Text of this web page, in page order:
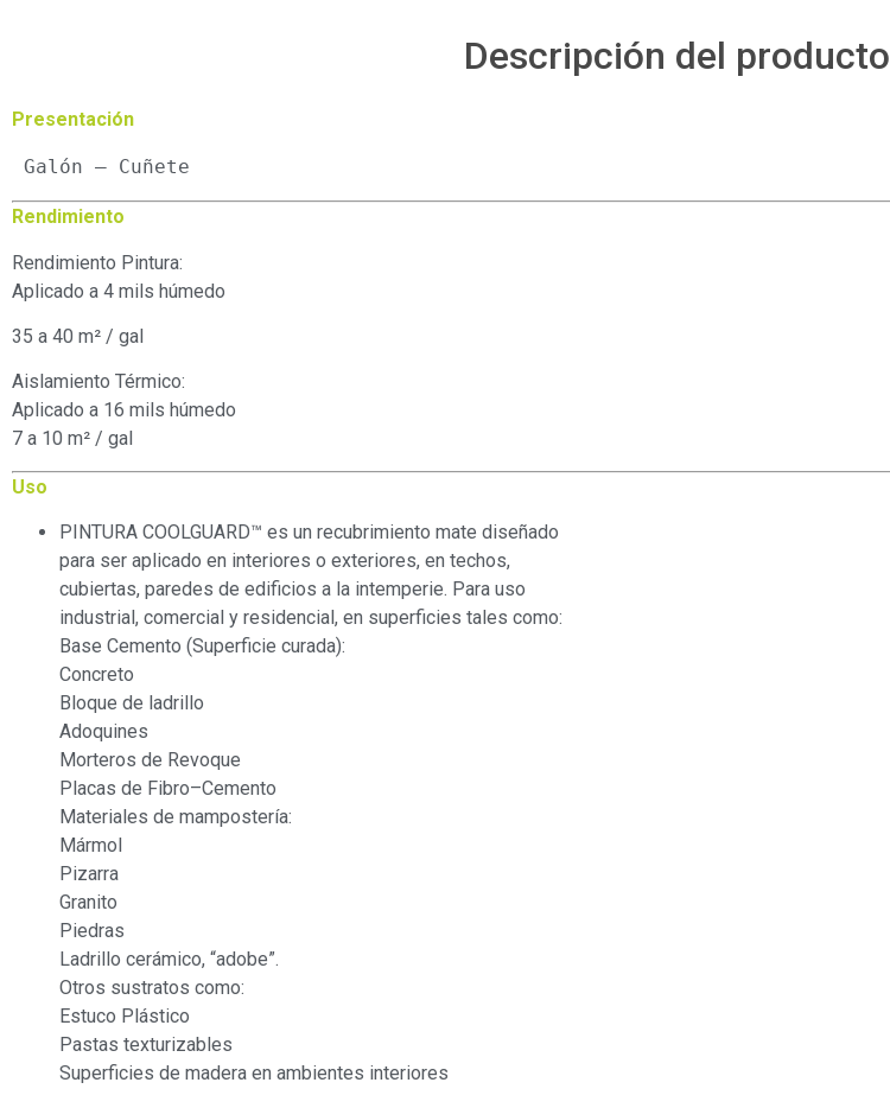
Descripción del producto
Presentación
Galón – Cuñete
Rendimiento
Rendimiento Pintura:
Aplicado a 4 mils húmedo
35 a 40 m² / gal
Aislamiento Térmico:
Aplicado a 16 mils húmedo
7 a 10 m² / gal
Uso
PINTURA COOLGUARD™ es un recubrimiento mate diseñado
para ser aplicado en interiores o exteriores, en techos,
cubiertas, paredes de edificios a la intemperie. Para uso
industrial, comercial y residencial, en superficies tales como:
Base Cemento (Superficie curada):
Concreto
Bloque de ladrillo
Adoquines
Morteros de Revoque
Placas de Fibro–Cemento
Materiales de mampostería:
Mármol
Pizarra
Granito
Piedras
Ladrillo cerámico, “adobe”.
Otros sustratos como:
Estuco Plástico
Pastas texturizables
Superficies de madera en ambientes interiores